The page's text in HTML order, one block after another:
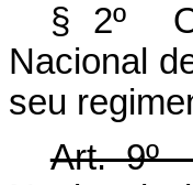
§ 2º
Nacional
seu
Art.